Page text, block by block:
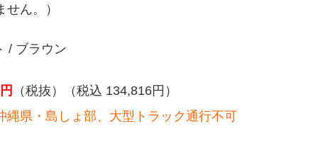
ん。）
/ ブラウン
円
（税抜）（税込 134,816円）
県・島しょ部、大型トラック通行不可